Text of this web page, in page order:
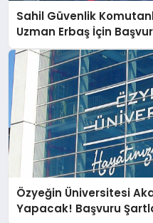
Sahil Güvenlik
Uzman Erbaş İçin
Özyeğin Üniversitesi
Yapacak! Başvuru